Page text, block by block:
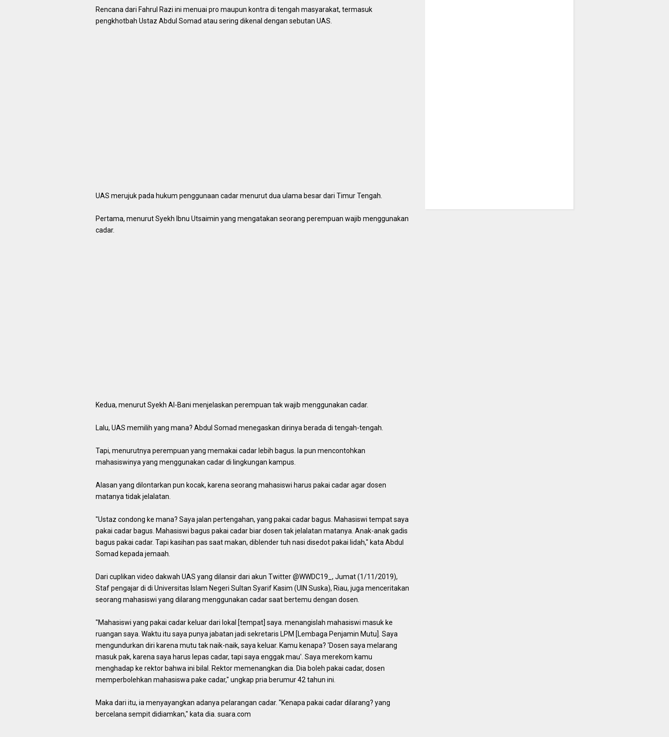
Rencana dari Fahrul Razi ini menuai pro maupun kontra di tengah masyarakat, termasuk
pengkhotbah Ustaz Abdul Somad atau sering dikenal dengan sebutan UAS.
UAS merujuk pada hukum penggunaan cadar menurut dua ulama besar dari Timur Tengah.
Pertama, menurut Syekh Ibnu Utsaimin yang mengatakan seorang perempuan wajib menggunakan
cadar.
Kedua, menurut Syekh Al-Bani menjelaskan perempuan tak wajib menggunakan cadar.
Lalu, UAS memilih yang mana? Abdul Somad menegaskan dirinya berada di tengah-tengah.
Tapi, menurutnya perempuan yang memakai cadar lebih bagus. Ia pun mencontohkan
mahasiswinya yang menggunakan cadar di lingkungan kampus.
Alasan yang dilontarkan pun kocak, karena seorang mahasiswi harus pakai cadar agar dosen
matanya tidak jelalatan.
"Ustaz condong ke mana? Saya jalan pertengahan, yang pakai cadar bagus. Mahasiswi tempat saya
pakai cadar bagus. Mahasiswi bagus pakai cadar biar dosen tak jelalatan matanya. Anak-anak gadis
bagus pakai cadar. Tapi kasihan pas saat makan, diblender tuh nasi disedot pakai lidah," kata Abdul
Somad kepada jemaah.
Dari cuplikan video dakwah UAS yang dilansir dari akun Twitter @WWDC19_, Jumat (1/11/2019),
Staf pengajar di di Universitas Islam Negeri Sultan Syarif Kasim (UIN Suska), Riau, juga menceritakan
seorang mahasiswi yang dilarang menggunakan cadar saat bertemu dengan dosen.
"Mahasiswi yang pakai cadar keluar dari lokal [tempat] saya. menangislah mahasiswi masuk ke
ruangan saya. Waktu itu saya punya jabatan jadi sekretaris LPM [Lembaga Penjamin Mutu]. Saya
mengundurkan diri karena mutu tak naik-naik, saya keluar. Kamu kenapa? 'Dosen saya melarang
masuk pak, karena saya harus lepas cadar, tapi saya enggak mau'. Saya merekom kamu
menghadap ke rektor bahwa ini bilal. Rektor memenangkan dia. Dia boleh pakai cadar, dosen
memperbolehkan mahasiswa pake cadar," ungkap pria berumur 42 tahun ini.
Maka dari itu, ia menyayangkan adanya pelarangan cadar. "Kenapa pakai cadar dilarang? yang
bercelana sempit didiamkan," kata dia. suara.com